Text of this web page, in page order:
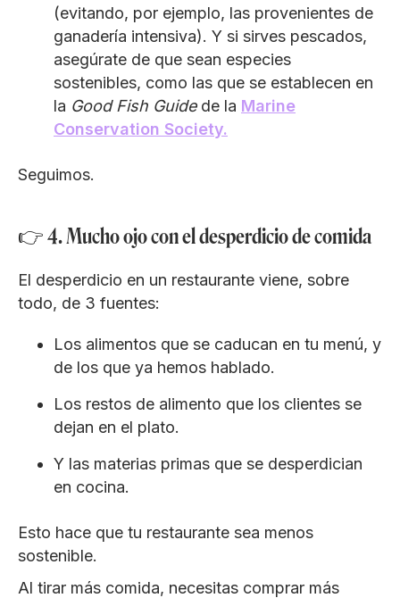
(evitando, por ejemplo, las provenientes de
ganadería intensiva). Y si sirves pescados,
asegúrate de que sean especies
sostenibles, como las que se establecen en
la Good Fish Guidede la Marine
Conservation Society.
Seguimos.
👉 4. Mucho ojo con el desperdicio de comida
El desperdicio en un restaurante viene, sobre
todo, de 3 fuentes:
Los alimentos que se caducan en tu menú, y
de los que ya hemos hablado.
Los restos de alimento que los clientes se
dejan en el plato.
Y las materias primas que se desperdician
en cocina.
Esto hace que tu restaurante sea menos
sostenible.
Al tirar más comida, necesitas comprar más